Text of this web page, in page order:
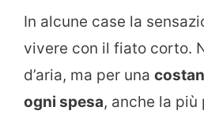
In alcune case la
vivere con il fiato corto.
d’aria, ma per una
ogni spesa, anche la